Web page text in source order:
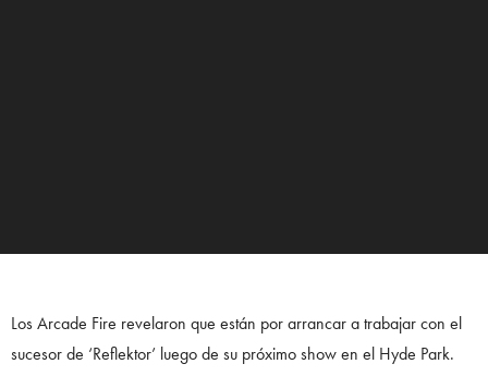
Los Arcade Fire revelaron que están por arrancar a trabajar con el
sucesor de ‘Reflektor’ luego de su próximo show en el Hyde Park.